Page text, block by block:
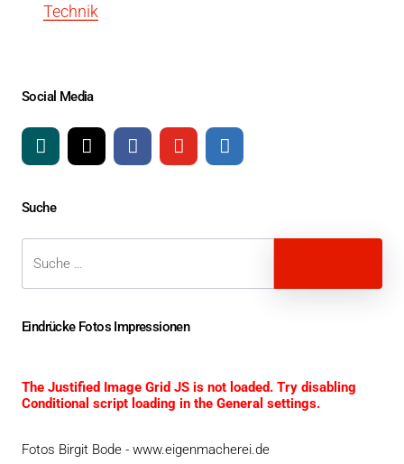
Technik
Social Media
Suche
Eindrücke Fotos Impressionen
The Justified Image Grid JS is not loaded. Try disabling
Conditional script loading in the General settings.
Fotos Birgit Bode - www.eigenmacherei.de